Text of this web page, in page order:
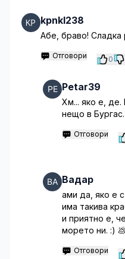
kpnkl238
Абе, браво! Сладка
Отговори 0
Petar39
Хм... яко е, де.
нещо в
Отговори
Вадар
ами да, яко е
има такива
и приятно е,
морето ни. :) 💩
Отговори